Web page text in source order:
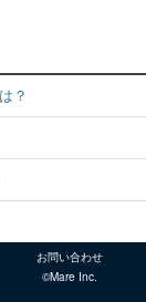
？
お問い合わせ
©Mare Inc.